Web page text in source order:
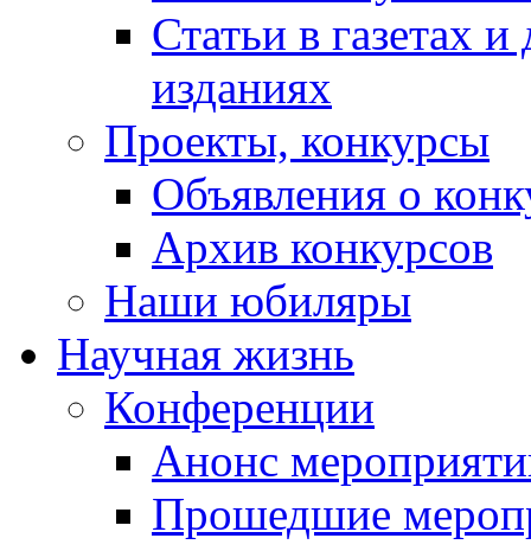
Статьи в газетах
изданиях
Проекты, конкурсы
Объявления о
Архив конкурсов
Наши юбиляры
Научная жизнь
Конференции
Анонс
Прошедшие